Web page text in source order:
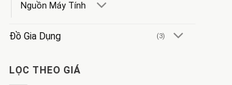
Nguồn Máy Tính
Đồ Gia Dụng (3)
LỌC THEO GIÁ